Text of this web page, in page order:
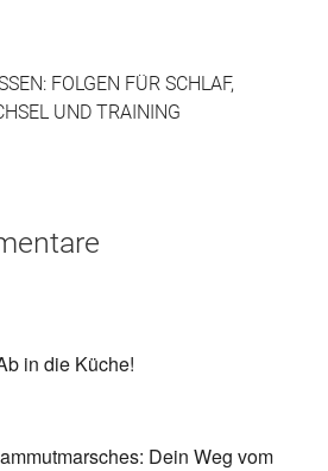
FOLGEN FÜR SCHLAF,
UND TRAINING
in die Küche!
Dein Weg vom